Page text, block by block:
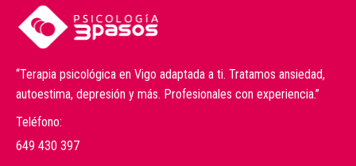
“Terapia psicológica en Vigo adaptada a ti. Tratamos ansiedad,
autoestima, depresión y más. Profesionales con experiencia.”
Teléfono:
649 430 397